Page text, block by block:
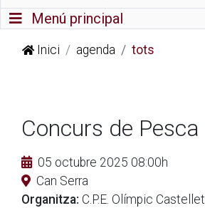
Commutador de navegació
Menú principal
Inici agenda tots
Concurs de Pesca
05 octubre 2025 08:00h
Can Serra
Organitza: C.P.E. Olímpic Castellet